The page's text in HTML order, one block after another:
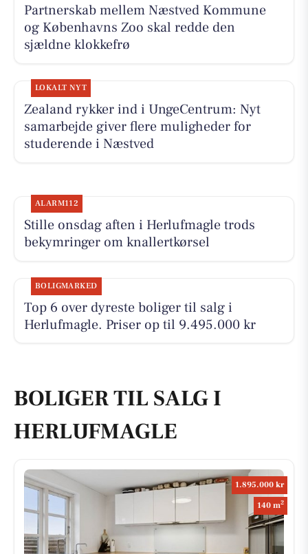
Partnerskab mellem Næstved Kommune
og Københavns Zoo skal redde den
sjældne klokkefrø
LOKALT NYT
Zealand rykker ind i UngeCentrum: Nyt
samarbejde giver flere muligheder for
studerende i Næstved
ALARM112
Stille onsdag aften i Herlufmagle trods
bekymringer om knallertkørsel
BOLIGMARKED
Top 6 over dyreste boliger til salg i
Herlufmagle. Priser op til 9.495.000 kr
BOLIGER TIL SALG I
HERLUFMAGLE
1.895.000 kr
140 m2